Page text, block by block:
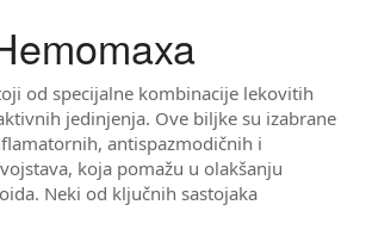
od specijalne kombinacije lekovitih
jedinjenja. Ove biljke su izabrane
antispazmodičnih i
koja pomažu u olakšanju
Neki od ključnih sastojaka